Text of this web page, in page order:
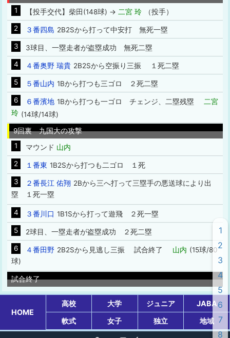
1
【投手交代】柴田(148球) → 二宮 玲
（投手）
2
３番四島 2B2Sから打って中安打 無死一塁
3
3球目、一塁走者が盗塁成功 無死二塁
4
４番奥野 瑞貴 2B2Sから空振り三振 １死二塁
5
５番山内 1Bから打つも三ゴロ ２死二塁
6
６番濱地 1Bから打つも一ゴロ チェンジ、二塁残塁 二宮
玲 (14球/14球)
9回裏 九国大の攻撃
1
マウンド 山内
2
１番東 1B2Sから打つも二ゴロ １死
3
２番長江 佑翔 2Bから三へ打って三塁手の悪送球により出
塁 １死一塁
4 ３番川口 1B1Sから打って遊飛 ２死一塁
5
2球目、一塁走者が盗塁成功 ２死二塁
6
４番田野 2B2Sから見逃し三振 試合終了 山内 (15球/80
球)
試合終了
HOME
高校 大学 ジュニア
JABA
軟式
女子 独立 地域
1
2
3
4
5
6
7
8